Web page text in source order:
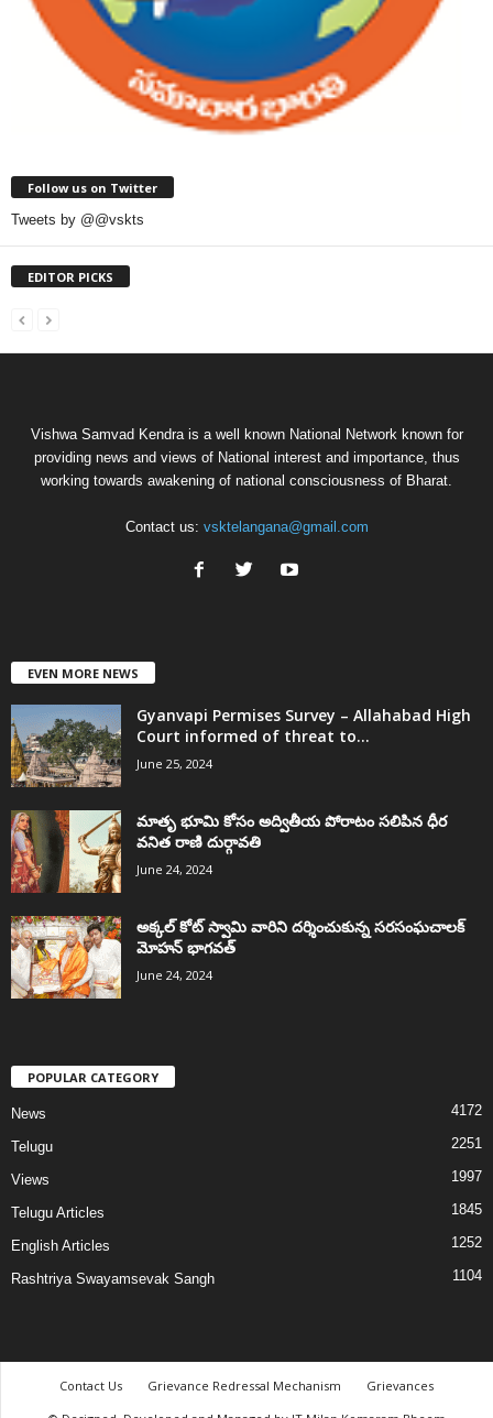
Follow us on Twitter
Tweets by @@vskts
EDITOR PICKS
Vishwa Samvad Kendra is a well known National Network known for
providing news and views of National interest and importance, thus
working towards awakening of national consciousness of Bharat.
Contact us: vsktelangana@gmail.com
EVEN MORE NEWS
Gyanvapi Permises Survey – Allahabad High
Court informed of threat to...
June 25, 2024
మాతృ భూమి కోసం అద్వితీయ పోరాటం సలిపిన ధీర
వనిత రాణి దుర్గావతి
June 24, 2024
అక్కల్‌ కోట్‌ స్వామి వారిని దర్శించుకున్న సరసంఘచాలక్
మోహన్ భాగవత్
June 24, 2024
POPULAR CATEGORY
News 4172
Telugu 2251
Views 1997
Telugu Articles 1845
English Articles 1252
Rashtriya Swayamsevak Sangh 1104
Contact Us Grievance Redressal Mechanism
Grievances